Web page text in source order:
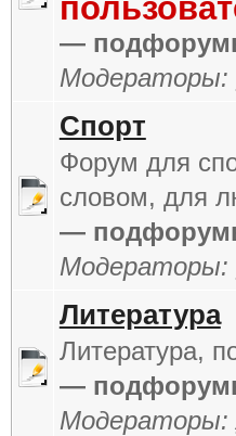
—
Модераторы:
Спорт
Форум для
словом, для
—
Модераторы:
Литература
Литература,
—
Модераторы: